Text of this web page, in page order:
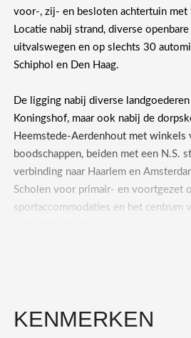
voor-, zij- en besloten achtertuin met
Locatie nabij strand, diverse
uitvalswegen en op slechts 30
Schiphol en Den Haag.
De ligging nabij diverse
Koningshof, maar ook nabij de
Heemstede-Aerdenhout met winkels
boodschappen, beiden met een N.S. station met
verbinding naar Haarlem en
Scholen voor primair- en voortgezet
sportaccommodaties en het centrum
keuken 11m² met dubbele spoelbak,
KENMERKEN